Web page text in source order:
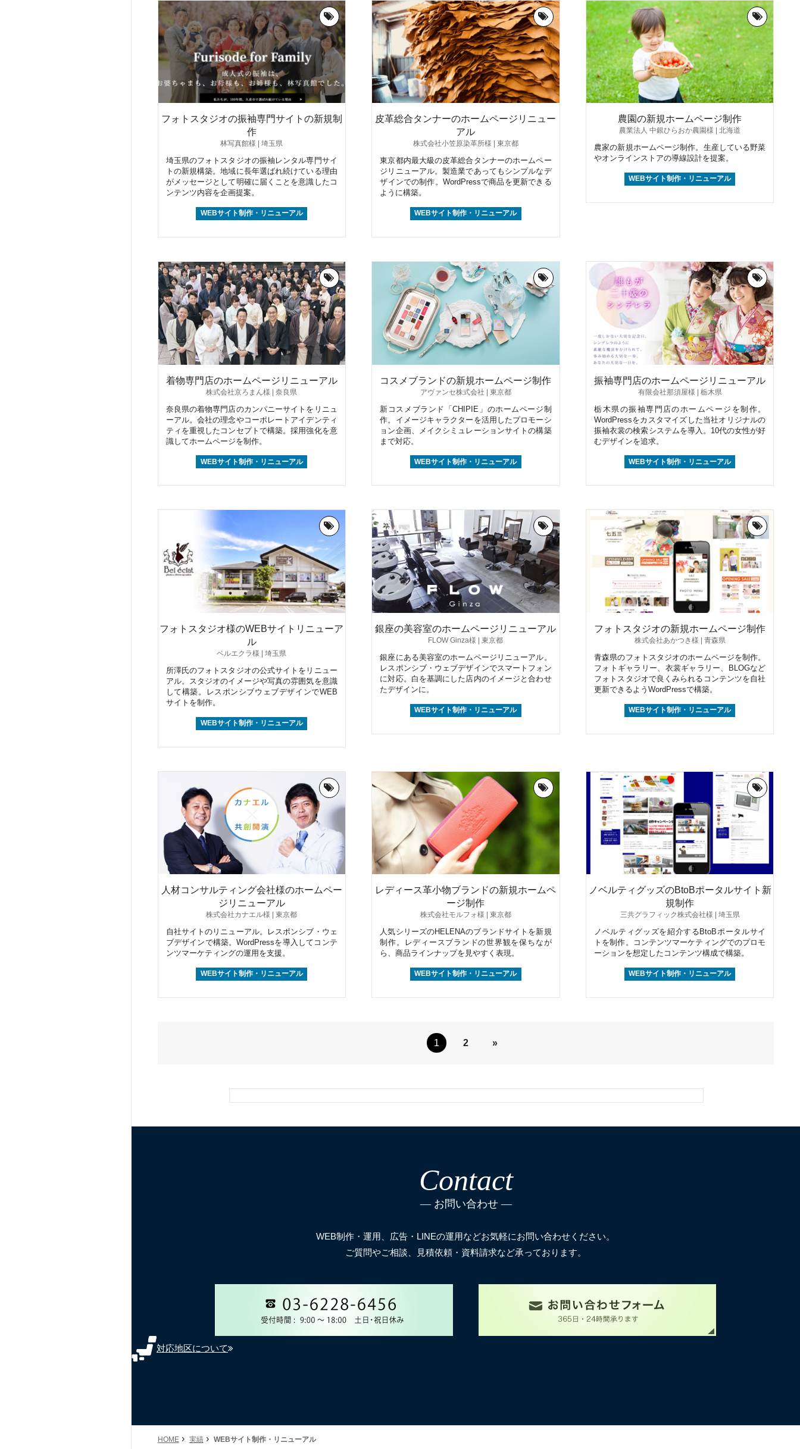
フォトスタジオの振袖専門サイトの新規制
作
林写真館様 | 埼玉県
埼玉県のフォトスタジオの振袖レンタル専門サイ
トの新規構築。地域に長年選ばれ続けている理由
がメッセージとして明確に届くことを意識したコ
ンテンツ内容を企画提案。
WEBサイト制作・リニューアル
皮革総合タンナーのホームページリニュー
アル
株式会社小笠原染革所様 | 東京都
東京都内最大級の皮革総合タンナーのホームペー
ジリニューアル。製造業であってもシンプルなデ
ザインでの制作。WordPressで商品を更新できる
ように構築。
WEBサイト制作・リニューアル
農園の新規ホームページ制作
農業法人 中銀ひらおか農園様 | 北海道
農家の新規ホームページ制作。生産している野菜
やオンラインストアの導線設計を提案。
WEBサイト制作・リニューアル
着物専門店のホームページリニューアル
株式会社京ろまん様 | 奈良県
奈良県の着物専門店のカンパニーサイトをリニュ
ーアル。会社の理念やコーポレートアイデンティ
ティを重視したコンセプトで構築。採用強化を意
識してホームページを制作。
WEBサイト制作・リニューアル
コスメブランドの新規ホームページ制作
アヴァンセ株式会社 | 東京都
新コスメブランド「CHIPIE」のホームページ制
作。イメージキャラクターを活用したプロモーシ
ョン企画、メイクシミュレーションサイトの構築
まで対応。
WEBサイト制作・リニューアル
振袖専門店のホームページリニューアル
有限会社那須屋様 | 栃木県
栃木県の振袖専門店のホームページを制作。
WordPressをカスタマイズした当社オリジナルの
振袖衣裳の検索システムを導入。10代の女性が好
むデザインを追求。
WEBサイト制作・リニューアル
フォトスタジオ様のWEBサイトリニューア
ル
ベルエクラ様 | 埼玉県
所澤氏のフォトスタジオの公式サイトをリニュー
アル。スタジオのイメージや写真の雰囲気を意識
して構築。レスポンシブウェブデザインでWEB
サイトを制作。
WEBサイト制作・リニューアル
銀座の美容室のホームページリニューアル
FLOW Ginza様 | 東京都
銀座にある美容室のホームページリニューアル。
レスポンシブ・ウェブデザインでスマートフォン
に対応。白を基調にした店内のイメージと合わせ
たデザインに。
WEBサイト制作・リニューアル
フォトスタジオの新規ホームページ制作
株式会社あかつき様 | 青森県
青森県のフォトスタジオのホームページを制作。
フォトギャラリー、衣裳ギャラリー、BLOGなど
フォトスタジオで良くみられるコンテンツを自社
更新できるようWordPressで構築。
WEBサイト制作・リニューアル
人材コンサルティング会社様のホームペー
ジリニューアル
株式会社カナエル様 | 東京都
自社サイトのリニューアル。レスポンシブ・ウェ
ブデザインで構築。WordPressを導入してコンテ
ンツマーケティングの運用を支援。
WEBサイト制作・リニューアル
レディース革小物ブランドの新規ホームペ
ージ制作
株式会社モルフォ様 | 東京都
人気シリーズのHELENAのブランドサイトを新規
制作。レディースブランドの世界観を保ちなが
ら、商品ラインナップを見やすく表現。
WEBサイト制作・リニューアル
ノベルティグッズのBtoBポータルサイト新
規制作
三共グラフィック株式会社様 | 埼玉県
ノベルティグッズを紹介するBtoBポータルサイ
トを制作。コンテンツマーケティングでのプロモ
ーションを想定したコンテンツ構成で構築。
WEBサイト制作・リニューアル
1 2 »
Contact
お問い合わせ
WEB制作・運用、広告・LINEの運用などお気軽にお問い合わせください。
ご質問やご相談、見積依頼・資料請求など承っております。
対応地区について
HOME› 実績› WEBサイト制作・リニューアル